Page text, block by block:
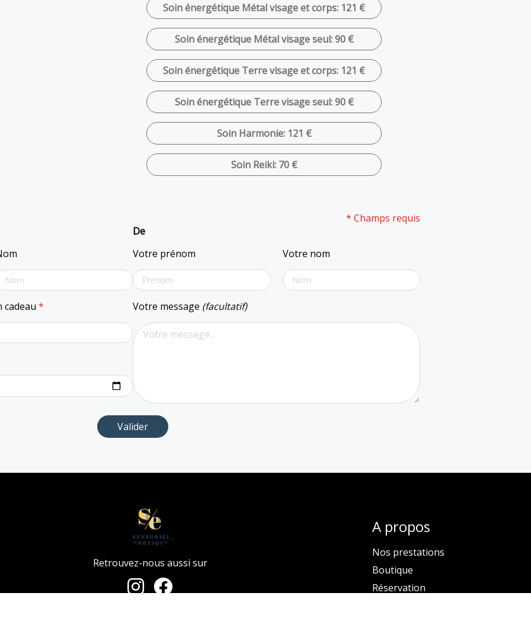
Soin énergétique Métal visage et corps: 121 €
Soin énergétique Métal visage seul: 90 €
Soin énergétique Terre visage et corps: 121 €
Soin énergétique Terre visage seul: 90 €
Soin Harmonie: 121 €
Soin Reiki: 70 €
* Champs requis
cadeau *
De
Votre prénom
Votre nom
Votre message (facultatif)
Retrouvez-nous aussi sur
A propos
Nos prestations
Boutique
Réservation